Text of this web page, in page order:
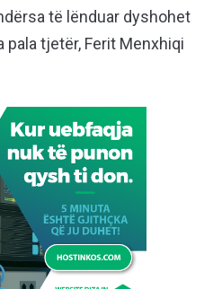
të lënduar dyshohet
tjetër, Ferit Menxhiqi